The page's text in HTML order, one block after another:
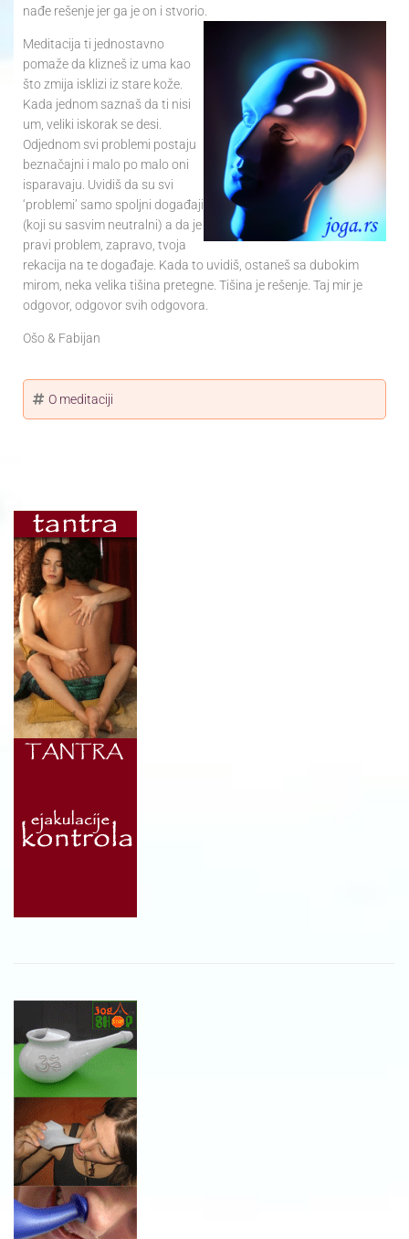
nađe rešenje jer ga je on i stvorio.
Meditacija ti jednostavno
pomaže da klizneš iz uma kao
što zmija isklizi iz stare kože.
Kada jednom saznaš da ti nisi
um, veliki iskorak se desi.
Odjednom svi problemi postaju
beznačajni i malo po malo oni
isparavaju. Uvidiš da su svi
‘problemi’ samo spoljni događaji
(koji su sasvim neutralni) a da je
pravi problem, zapravo, tvoja
rekacija na te događaje. Kada to uvidiš, ostaneš sa dubokim
mirom, neka velika tišina pretegne. Tišina je rešenje. Taj mir je
odgovor, odgovor svih odgovora.
Ošo & Fabijan
O meditaciji